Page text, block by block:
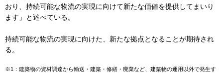
おり、持続可能な物流の実現に向けて新たな価値を提供してまいり
ます」と述べている。
持続可能な物流の実現に向けた、新たな拠点となることが期待され
る。
※1：建築物の資材調達から輸送・建築・修繕・廃棄など、建築物の運用以外で発生す